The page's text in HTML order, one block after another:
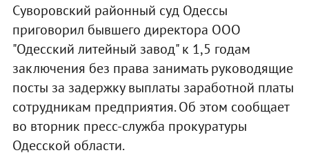
Суворовский районный суд Одессы
приговорил бывшего директора ООО
"Одесский литейный завод" к 1,5 годам
заключения без права занимать руководящие
посты за задержку выплаты заработной платы
сотрудникам предприятия. Об этом сообщает
во вторник пресс-служба прокуратуры
Одесской области.